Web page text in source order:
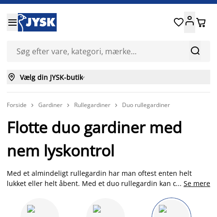


 
 Vælg din JYSK-butik
Forside  Gardiner  Rullegardiner  Duo rullegardiner
Flotte duo gardiner med
nem lyskontrol
Med et almindeligt rullegardin har man oftest enten helt
lukket eller helt åbent. Med et duo rullegardin kan du vælge
rullegardiner monteres på samme måde som et almindeligt
rullegardin som en rulle i toppen. De adskiller sig ved at have
... Se mere